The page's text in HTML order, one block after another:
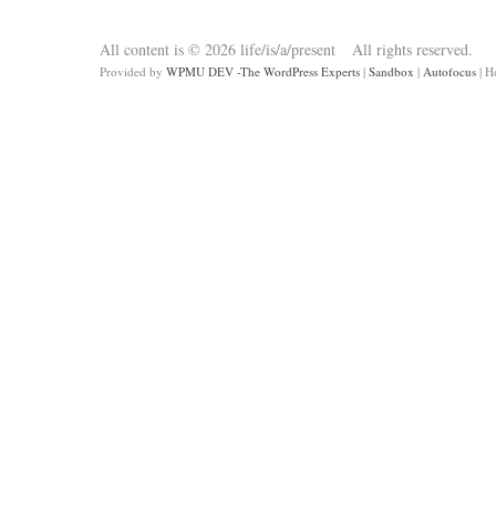
All content is © 2026 life/is/a/present All rights reserved.
Provided by WPMU DEV -The WordPress Experts | Sandbox | Autofocus |